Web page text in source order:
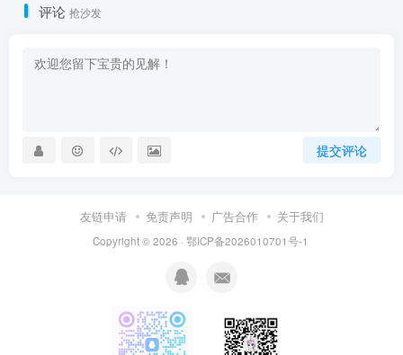
评论 抢沙发
提交评论
友链申请 免责声明 广告合作 关于我们
Copyright © 2026 · 鄂ICP备2026010701号-1